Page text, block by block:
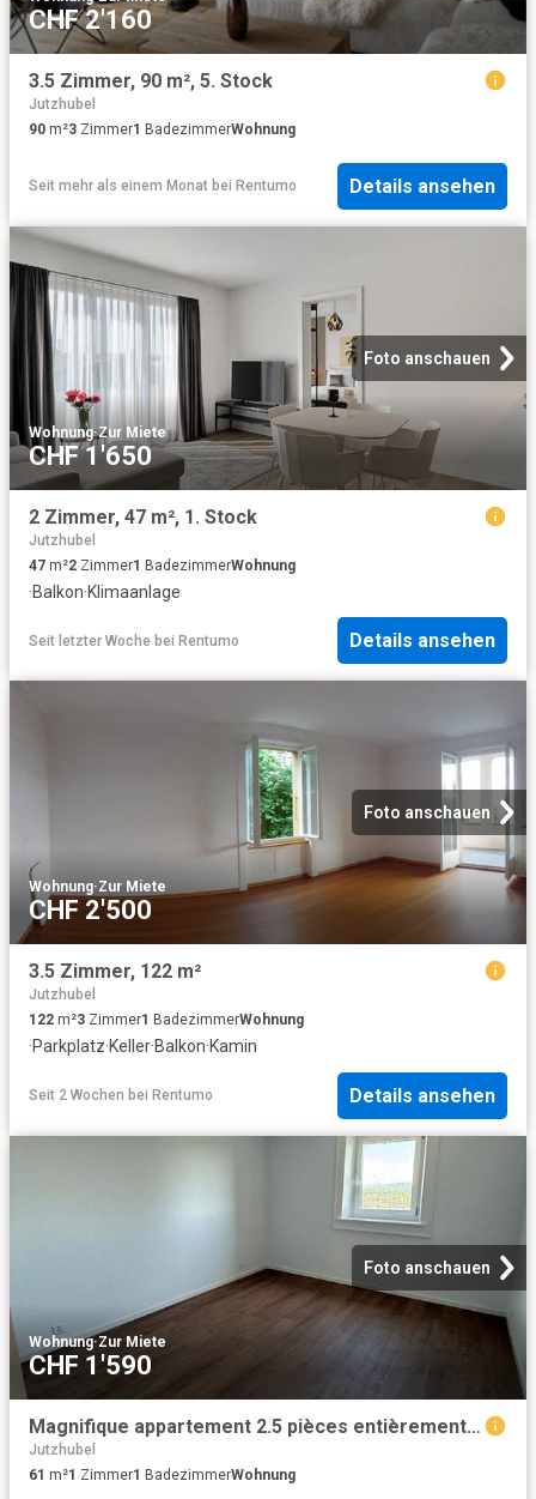
CHF 2'160
3.5 Zimmer, 90 m², 5. Stock
Jutzhubel
90 m²3 Zimmer1 BadezimmerWohnung
Seit mehr als einem Monat bei Rentumo Details ansehen
Foto anschauen
Wohnung·Zur Miete
CHF 1'650
2 Zimmer, 47 m², 1. Stock
Jutzhubel
47 m²2 Zimmer1 BadezimmerWohnung
·Balkon·Klimaanlage
Seit letzter Woche bei Rentumo Details ansehen
Foto anschauen
Wohnung·Zur Miete
CHF 2'500
3.5 Zimmer, 122 m²
Jutzhubel
122 m²3 Zimmer1 BadezimmerWohnung
·Parkplatz·Keller·Balkon·Kamin
Seit 2 Wochen bei Rentumo Details ansehen
Foto anschauen
Wohnung·Zur Miete
CHF 1'590
Magnifique appartement 2.5 pièces entièrement rénové – cadre moderne avec vue dégagée
Jutzhubel
61 m²1 Zimmer1 BadezimmerWohnung